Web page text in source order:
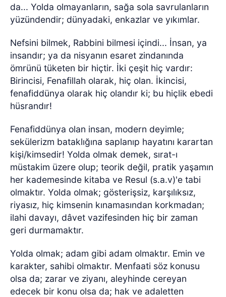
da... Yolda olmayanların, sağa sola savrulanların
yüzündendir; dünyadaki, enkazlar ve yıkımlar.
Nefsini bilmek, Rabbini bilmesi içindi... İnsan, ya
insandır; ya da nisyanın esaret zindanında
ömrünü tüketen bir hiçtir. İki çeşit hiç vardır:
Birincisi, Fenafillah olarak, hiç olan. İkincisi,
fenafiddünya olarak hiç olandır ki; bu hiçlik ebedi
hüsrandır!
Fenafiddünya olan insan, modern deyimle;
sekülerizm bataklığına saplanıp hayatını karartan
kişi/kimsedir! Yolda olmak demek, sırat-ı
müstakim üzere olup; teorik değil, pratik yaşamın
her kademesinde kitaba ve Resul (s.a.v)'e tabi
olmaktır. Yolda olmak; gösterişsiz, karşılıksız,
riyasız, hiç kimsenin kınamasından korkmadan;
ilahi davayı, dâvet vazifesinden hiç bir zaman
geri durmamaktır.
Yolda olmak; adam gibi adam olmaktır. Emin ve
karakter, sahibi olmaktır. Menfaati söz konusu
olsa da; zarar ve ziyanı, aleyhinde cereyan
edecek bir konu olsa da; hak ve adaletten